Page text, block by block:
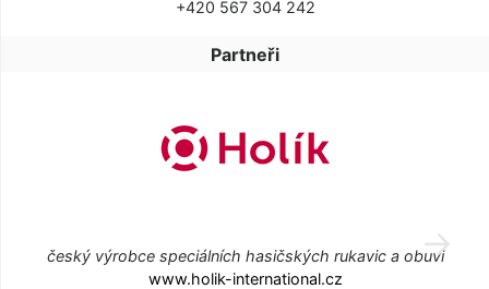
+420 567 304 242
Partneři
český výrobce speciálních hasičských rukavic a obuvi
www.holik-international.cz